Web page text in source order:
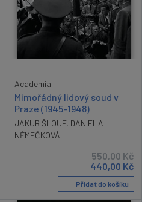
Academia
Mimořádný lidový soud v
Praze (1945-1948)
JAKUB ŠLOUF, DANIELA
NĚMEČKOVÁ
550,00Kč
440,00 Kč
Přidat do košíku